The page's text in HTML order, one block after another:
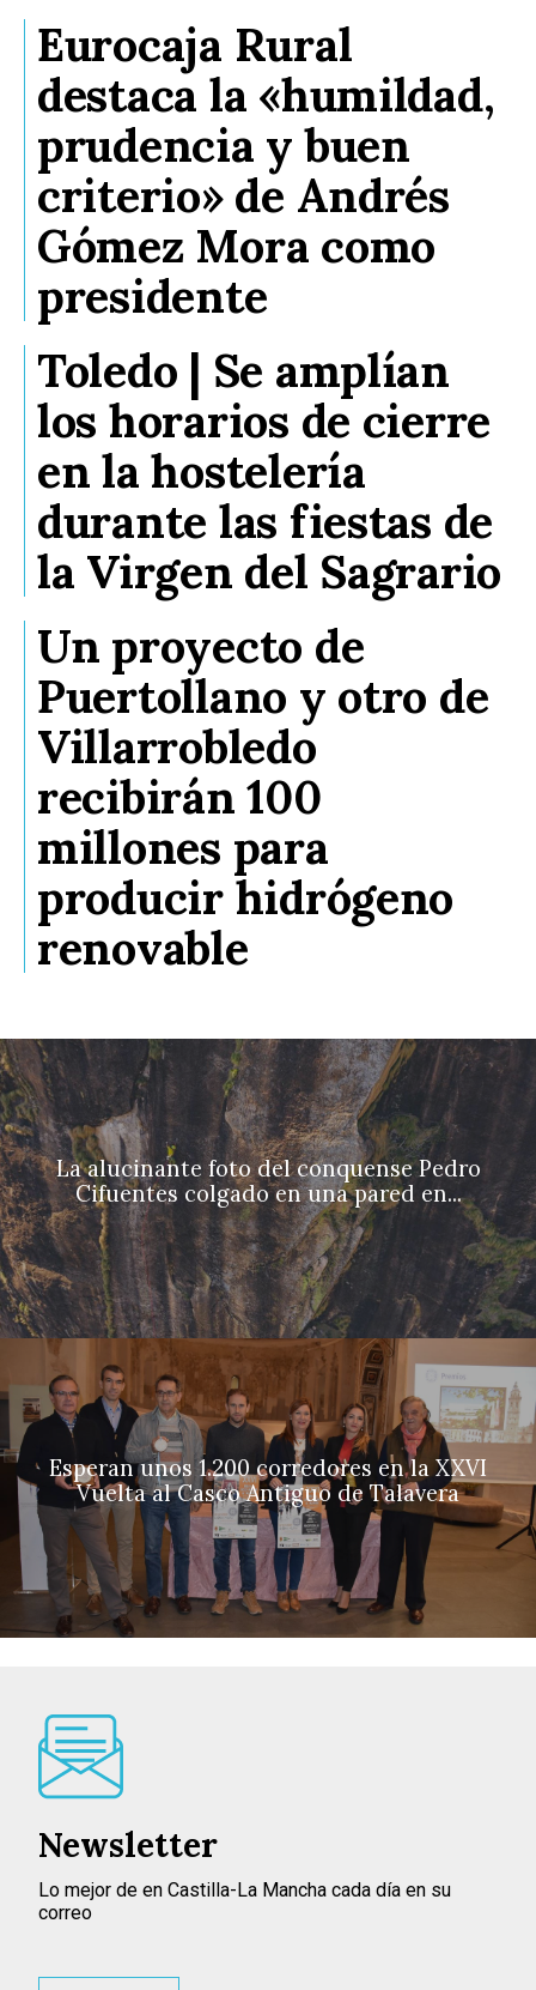
Eurocaja Rural
destaca la «humildad,
prudencia y buen
criterio» de Andrés
Gómez Mora como
presidente
Toledo | Se amplían
los horarios de cierre
en la hostelería
durante las fiestas de
la Virgen del Sagrario
Un proyecto de
Puertollano y otro de
Villarrobledo
recibirán 100
millones para
producir hidrógeno
renovable
La alucinante foto del conquense Pedro
Cifuentes colgado en una pared en...
Esperan unos 1.200 corredores en la XXVI
Vuelta al Casco Antiguo de Talavera
Newsletter
Lo mejor de en Castilla-La Mancha cada día en su
correo